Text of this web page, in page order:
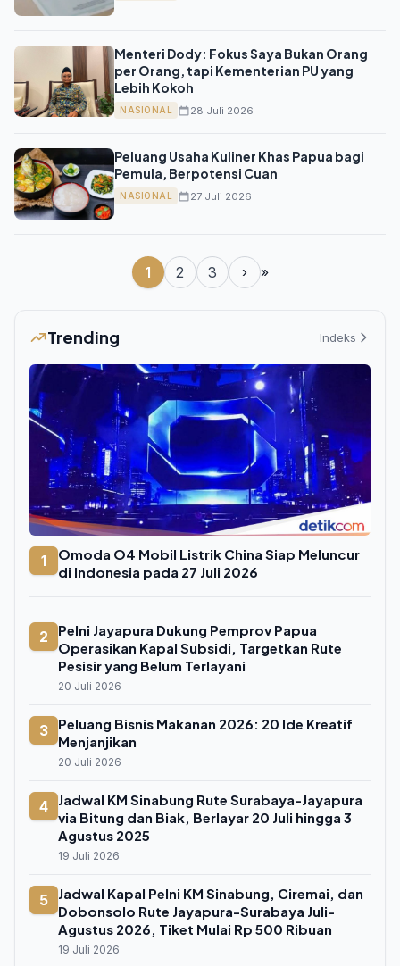
Menteri Dody: Fokus Saya Bukan Orang
per Orang, tapi Kementerian PU yang
Lebih Kokoh
NASIONAL 28 Juli 2026
Peluang Usaha Kuliner Khas Papua bagi
Pemula, Berpotensi Cuan
NASIONAL 27 Juli 2026
1 2 3 › »
Trending Indeks
1
Omoda O4 Mobil Listrik China Siap Meluncur
di Indonesia pada 27 Juli 2026
2
Pelni Jayapura Dukung Pemprov Papua
Operasikan Kapal Subsidi, Targetkan Rute
Pesisir yang Belum Terlayani
20 Juli 2026
3
Peluang Bisnis Makanan 2026: 20 Ide Kreatif
Menjanjikan
20 Juli 2026
4
Jadwal KM Sinabung Rute Surabaya-Jayapura
via Bitung dan Biak, Berlayar 20 Juli hingga 3
Agustus 2025
19 Juli 2026
5
Jadwal Kapal Pelni KM Sinabung, Ciremai, dan
Dobonsolo Rute Jayapura-Surabaya Juli-
Agustus 2026, Tiket Mulai Rp 500 Ribuan
19 Juli 2026